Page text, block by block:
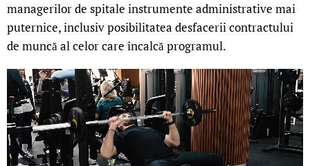
managerilor de spitale instrumente administrative mai
puternice, inclusiv posibilitatea desfacerii contractului
de muncă al celor care încalcă programul.